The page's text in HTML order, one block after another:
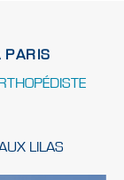
PARIS
LILAS